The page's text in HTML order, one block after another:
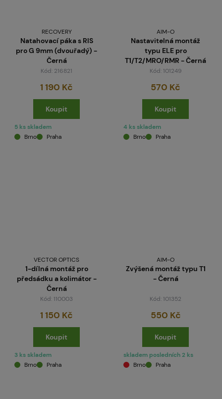
RECOVERY
Natahovací páka s RIS
pro G 9mm (dvouřadý) -
Černá
Kód: 216821
1 190 Kč
Koupit
5 ks skladem
Brno
Praha
AIM-O
Nastavitelná montáž
typu ELE pro
T1/T2/MRO/RMR - Černá
Kód: 101249
570 Kč
Koupit
4 ks skladem
Brno
Praha
VECTOR OPTICS
1-dílná montáž pro
předsádku a kolimátor -
Černá
Kód: 110003
1 150 Kč
Koupit
3 ks skladem
Brno
Praha
AIM-O
Zvýšená montáž typu T1
- Černá
Kód: 101352
550 Kč
Koupit
skladem posledních 2 ks
Brno
Praha